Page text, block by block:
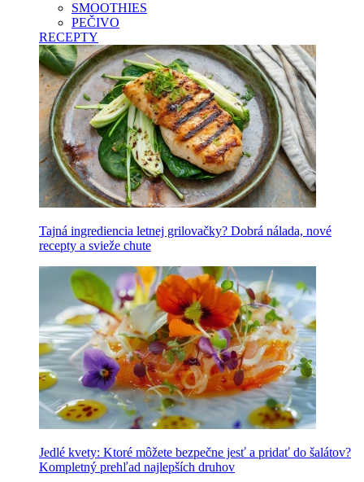
SMOOTHIES
PEČIVO
RECEPTY
Tajná ingrediencia letnej grilovačky? Dobrá nálada, nové
recepty a svieže chute
Jedlé kvety: Ktoré môžete bezpečne jesť a pridať do šalátov?
Kompletný prehľad najlepších druhov